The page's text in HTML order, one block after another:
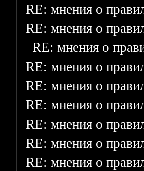
RE: мнения о
RE: мнения о
RE: мнения о
RE: мнения о
RE: мнения о
RE: мнения о
RE: мнения о
RE: мнения о
RE: мнения о